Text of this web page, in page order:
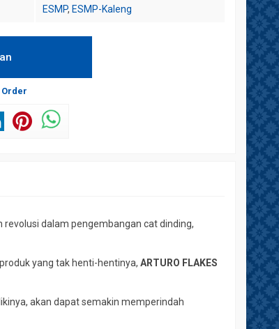
ESMP, ESMP-Kaleng
Order
revolusi dalam pengembangan cat dinding,
yang tak henti-hentinya,ARTURO FLAKES
akan dapat semakin memperindah